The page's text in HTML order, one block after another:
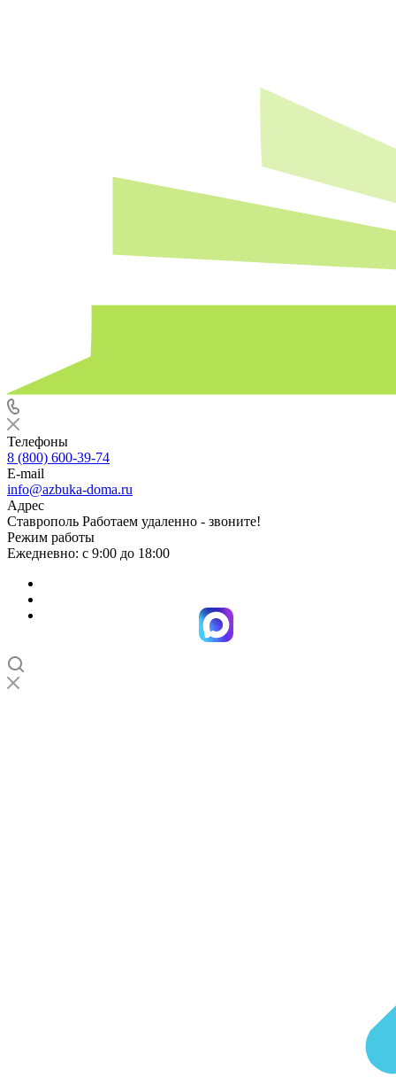
Телефоны
8 (800) 600-39-74
E-mail
info@azbuka-doma.ru
Адрес
Ставрополь Работаем удаленно - звоните!
Режим работы
Ежедневно: с 9:00 до 18:00